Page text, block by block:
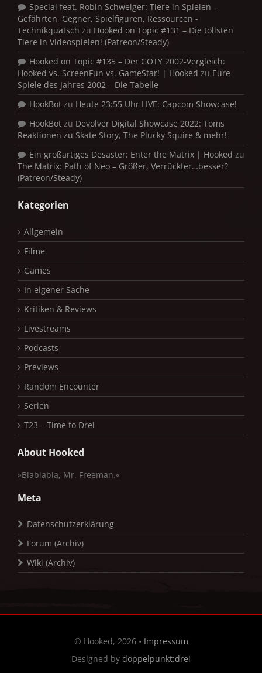
Special feat. Robin Schweiger: Tiere in Spielen -
Gefährten, Gegner, Spielfiguren, Ressourcen -
Technikquatsch zu Hooked on Topic #131 – Die tollsten
Tiere in Videospielen! (Patreon/Steady)
Hooked on Topic #135 – Der GOTY 2002-Vergleich:
Hooked vs. ScreenFun vs. GameStar! | Hooked zu Eure
Spiele des Jahres 2002 – Die Tabelle
HookBot zu Heute 23:55 Uhr LIVE: Capcom Showcase!
HookBot zu Devolver Digital Showcase 2022: Toms
Reaktionen zu Skate Story, The Plucky Squire & mehr!
Ein großartiges Desaster: Enter the Matrix | Hooked zu
The Matrix: Path of Neo – Größer, Verrückter…besser?
(Patreon/Steady)
Kategorien
Allgemein
Filme
Games
In eigener Sache
Kritiken & Reviews
Livestreams
Podcasts
Previews
Random Encounter
Serien
T23 – Time to Drei
About Hooked
»Blablabla, Mr. Freeman.«
Meta
Datenschutzerklärung
Forum (Archiv)
Wiki (Archiv)
© Hooked, 2026 • Impressum
Designed by doppelpunkt:drei